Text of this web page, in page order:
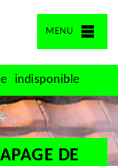
MENU
indisponible
DE